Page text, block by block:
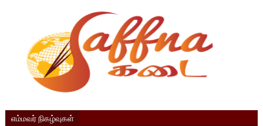
எம்மவர் நிகழ்வுகள்